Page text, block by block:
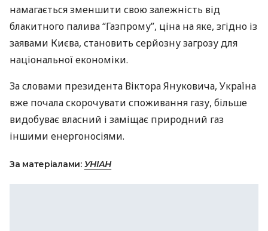
намагається зменшити свою залежність від
блакитного палива “Газпрому”, ціна на яке, згідно із
заявами Києва, становить серйозну загрозу для
національної економіки.
За словами президента Віктора Януковича, Україна
вже почала скорочувати споживання газу, більше
видобуває власний і заміщає природний газ
іншими енергоносіями.
За матеріалами: УНІАН